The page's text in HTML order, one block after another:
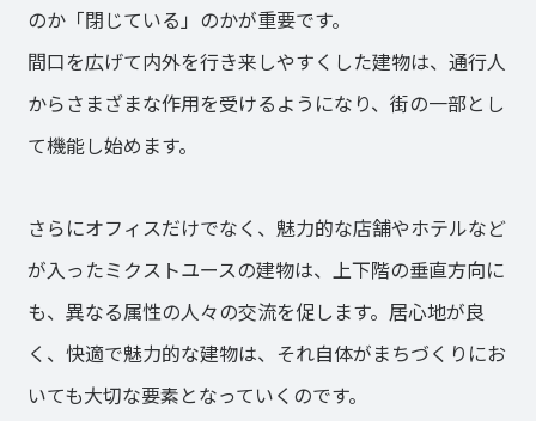
のか「閉じている」のかが重要です。
間口を広げて内外を行き来しやすくした建物は、通行人
からさまざまな作用を受けるようになり、街の一部とし
て機能し始めます。
さらにオフィスだけでなく、魅力的な店舗やホテルなど
が入ったミクストユースの建物は、上下階の垂直方向に
も、異なる属性の人々の交流を促します。居心地が良
く、快適で魅力的な建物は、それ自体がまちづくりにお
いても大切な要素となっていくのです。